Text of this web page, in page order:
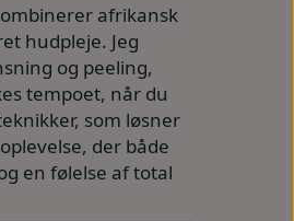
afrikansk
hudpleje. Jeg
og peeling,
tempoet, når du
som løsner
der både
en følelse af total